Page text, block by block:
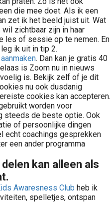
die mee doet. Als ik een
zet ik het beeld juist uit. Wat
zichtbaar zijn in haar
les of sessie op te nemen. En
ik uit in tip 2.
. Dan kan je gratis 40
is Zoom nu in nieuws
is. Bekijk zelf of je dit
nu ook dusdanig
cookies kan accepteren.
worden voor
steeds de beste optie. Ook
of persoonlijke dingen
echt coachings gesprekken
een ander programma
kan alleen als
Awaresness Club heb ik
spelletjes, ontspan